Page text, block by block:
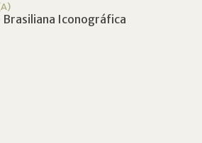
Brasiliana Iconográfica